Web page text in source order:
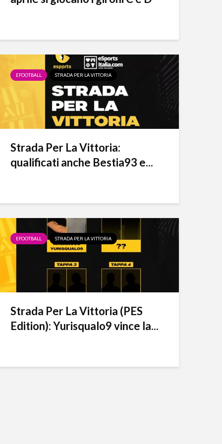
EFOOTBALL STRADA PER LA VITTORIA
Strada Per La Vittoria:
qualificati anche Bestia93 e...
ESPORTS CROTONE ESPORTS EFOOTBALL
EFOOTBALL STRADA PER LA VITTORIA
Strada Per La Vittoria (PES
Edition): Yurisqualo9 vince la...